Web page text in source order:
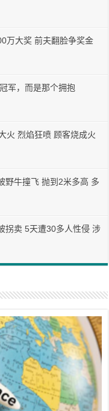
万大奖 前夫翻脸争奖金
军，而是那个拥抱
火 烈焰狂喷 顾客烧成火
野牛撞飞 抛到2米多高 多
拐卖 5天遭30多人性侵 涉